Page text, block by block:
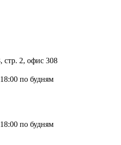
2, офис 308
по будням
по будням